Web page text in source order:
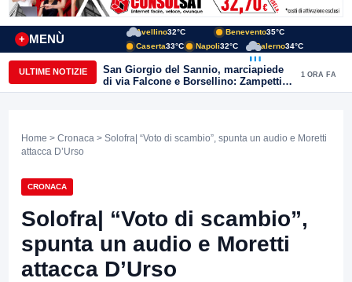
MENÙ
+
Avellino32°C Benevento35°C
Caserta33°C Napoli32°C Salerno34°C
ULTIME NOTIZIE
San Giorgio del Sannio, marciapiede
di via Falcone e Borsellino: Zampetti e
Lombardi replicano alle polemiche
1 ORA FA
Home > Cronaca > Solofra| “Voto di scambio”, spunta un audio e Moretti
attacca D’Urso
CRONACA
Solofra| “Voto di scambio”,
spunta un audio e Moretti
attacca D’Urso